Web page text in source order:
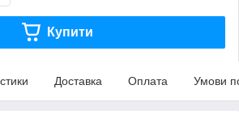
Купити
Доставка Оплата Умови